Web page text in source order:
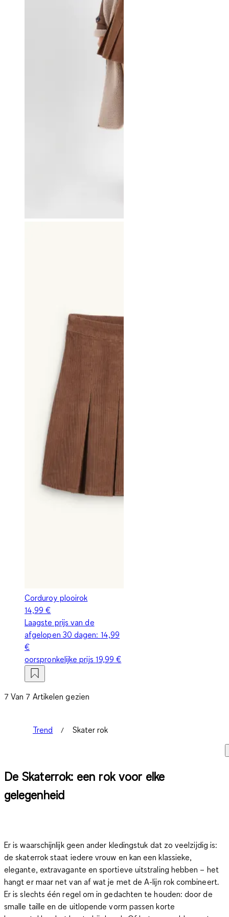
Corduroy plooirok
14,99 €
Laagste prijs van de
afgelopen 30 dagen: 14,99
€
oorspronkelijke prijs 19,99 €
7 Van 7 Artikelen gezien
Trend Skater rok
De Skaterrok: een rok voor elke
gelegenheid
Er is waarschijnlijk geen ander kledingstuk dat zo veelzijdig is:
de skaterrok staat iedere vrouw en kan een klassieke,
elegante, extravagante en sportieve uitstraling hebben – het
hangt er maar net van af wat je met de A-lijn rok combineert.
Er is slechts één regel om in gedachten te houden: door de
smalle taille en de uitlopende vorm passen korte